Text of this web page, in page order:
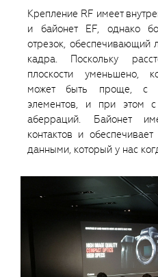
Крепление RF имеет
и байонет EF, однако
отрезок, обеспечивающий
кадра. Поскольку
плоскости уменьшено,
может быть проще, с
элементов, и при этом
аберраций. Байонет
контактов и
данными, который у нас